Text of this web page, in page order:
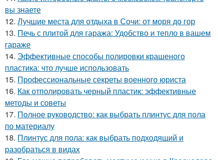
вы знаете
12. Лучшие места для отдыха в Сочи: от моря до гор
13. Печь с плитой для гаража: Удобство и тепло в вашем
гараже
14. Эффективные способы полировки крашеного
пластика: что лучше использовать
15. Профессиональные секреты военного юриста
16. Как отполировать черный пластик: эффективные
методы и советы
17. Полное руководство: как выбрать плинтус для пола
по материалу
18. Плинтус для пола: как выбрать подходящий и
разобраться в видах